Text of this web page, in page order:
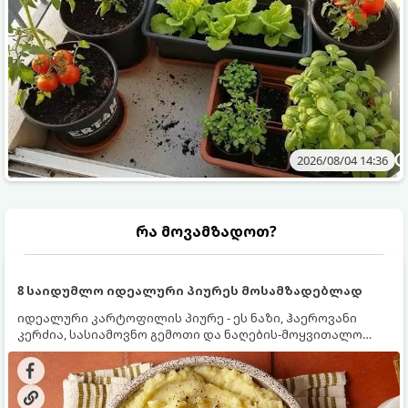
2026/08/04 14:36
რა მოვამზადოთ?
8 საიდუმლო იდეალური პიურეს მოსამზადებლად
იდეალური კარტოფილის პიურე - ეს ნაზი, ჰაეროვანი
კერძია, სასიამოვნო გემოთი და ნაღების-მოყვითალო
ფერით. მისი მომზადება ძალიან მარტივია, მაგრამ
არსებობს რამდენიმე საიდუმლო, რომლებიც უნდა
იცოდეთ, რომ პიურე იდეალურად გემრიელი გამოვიდეს.